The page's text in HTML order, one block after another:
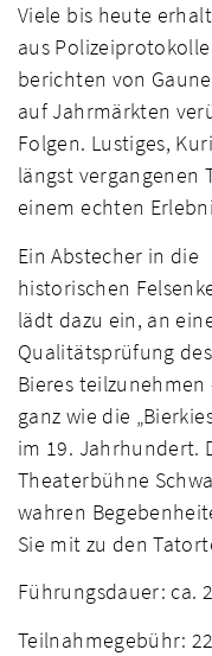
Viele bis heute
aus
berichten von
auf Jahrmärkten
Folgen. Lustiges,
längst vergangenen
einem echten
Ein Abstecher in die
historischen
lädt dazu ein, an
Qualitätsprüfung des
Bieres teilzunehmen
ganz wie die
im 19. Jahrhundert.
Theaterbühne
wahren
Sie mit zu den
Führungsdauer: ca.
Teilnahmegebühr: